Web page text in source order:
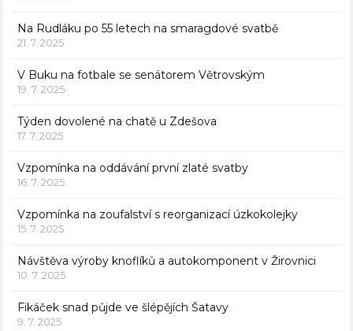
Na Rudláku po 55 letech na smaragdové svatbě
21. 7. 2025
V Buku na fotbale se senátorem Větrovským
19. 7. 2025
Týden dovolené na chatě u Zdešova
17. 7. 2025
Vzpomínka na oddávání první zlaté svatby
16. 7. 2025
Vzpomínka na zoufalství s reorganizací úzkokolejky
15. 7. 2025
Návštěva výroby knoflíků a autokomponent v Žirovnici
10. 7. 2025
Fikáček snad půjde ve šlépějích Šatavy
9. 7. 2025